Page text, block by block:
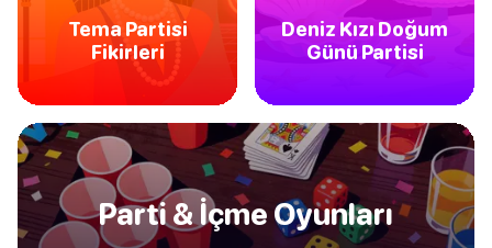
Tema Partisi
Fikirleri
Deniz Kızı Doğum
Günü Partisi
Parti & İçme Oyunları